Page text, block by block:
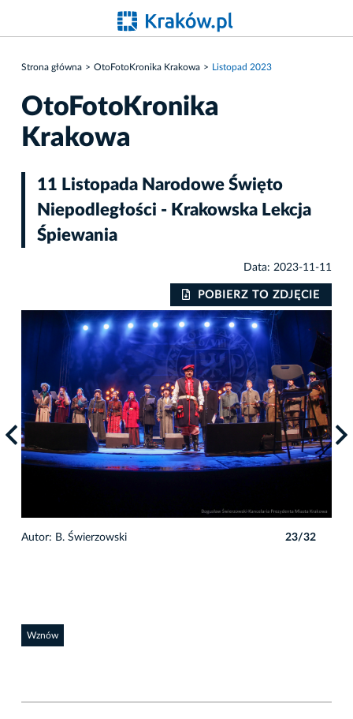
Strona główna OtoFotoKronika Krakowa Listopad 2023
OtoFotoKronika
Krakowa
11 Listopada Narodowe Święto
Niepodległości - Krakowska Lekcja
Śpiewania
Data: 2023-11-11
POBIERZ TO ZDJĘCIE
Autor: B. Świerzowski 23/32
Wznów